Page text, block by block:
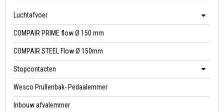
Luchtafvoer
COMPAIR PRIME flow Ø 150 mm
COMPAIR STEEL Flow Ø 150mm
Stopcontacten
Wesco Prullenbak- Pedaalemmer
Inbouw afvalemmer